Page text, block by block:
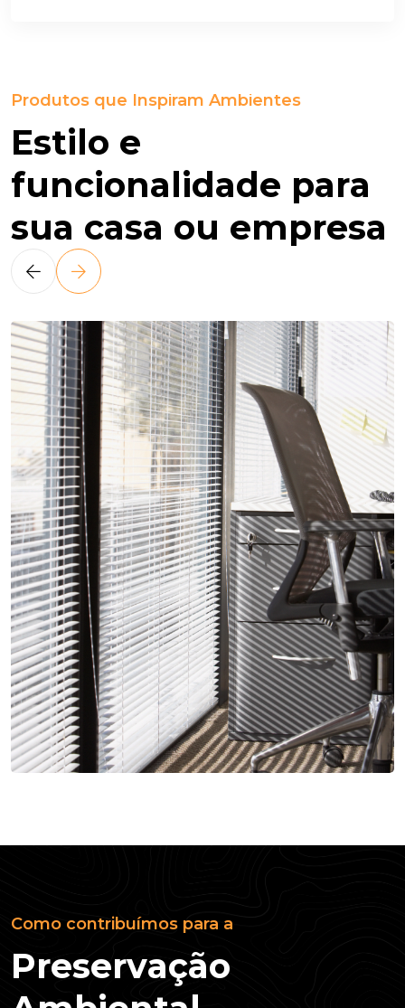
Produtos que Inspiram Ambientes
ESTILO E
FUNCIONALIDADE PARA
SUA CASA OU EMPRESA
Como contribuímos para a
PRESERVAÇÃO